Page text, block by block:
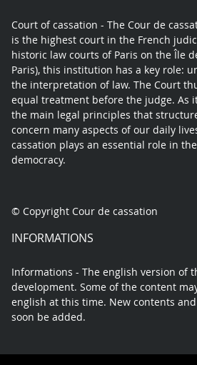
Court of cassation - The Cour de
is the highest court in the French
historic law courts of Paris on the Île
Paris), this institution has a key role:
the interpretation of law. The Court
equal treatment before the judge. As
the main legal principles that
concern many aspects of our daily
cassation plays an essential role in
democracy.
© Copyright Cour de cassation
INFORMATIONS
Informations - The english version of
development. Some of the content
english at this time. New contents
soon be added.